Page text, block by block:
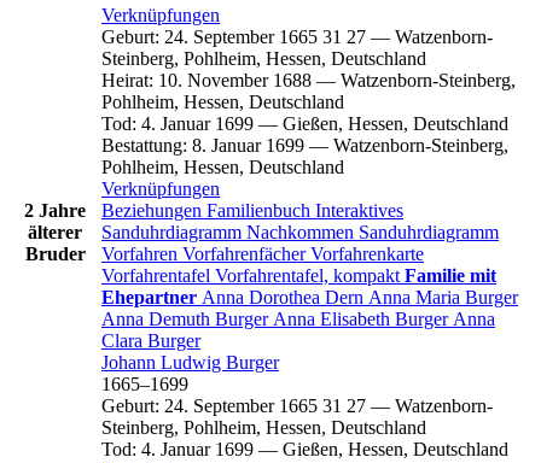
2 Jahre
älterer
Bruder
Verknüpfungen
Geburt: 24. September 1665 31 27 — Watzenborn-
Steinberg, Pohlheim, Hessen, Deutschland
Heirat: 10. November 1688 — Watzenborn-Steinberg,
Pohlheim, Hessen, Deutschland
Tod: 4. Januar 1699 — Gießen, Hessen, Deutschland
Bestattung: 8. Januar 1699 — Watzenborn-Steinberg,
Pohlheim, Hessen, Deutschland
Verknüpfungen
Beziehungen Familienbuch Interaktives
Sanduhrdiagramm Nachkommen Sanduhrdiagramm
Vorfahren VorfahrenfächerVorfahrenkarte
Vorfahrentafel Vorfahrentafel, kompakt Familie mit
Ehepartner Anna Dorothea Dern Anna Maria Burger
Anna Demuth Burger Anna Elisabeth Burger Anna
Clara Burger
Johann Ludwig Burger
1665–1699
Geburt: 24. September 1665 31 27 — Watzenborn-
Steinberg, Pohlheim, Hessen, Deutschland
Tod: 4. Januar 1699 — Gießen, Hessen, Deutschland